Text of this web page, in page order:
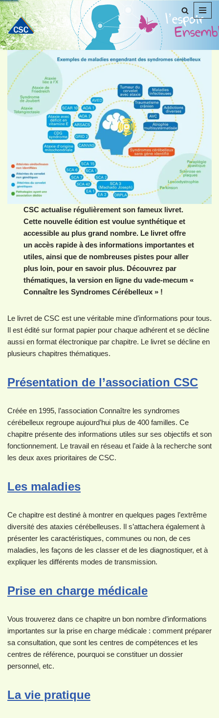
Aller
au
contenu
CSC actualise régulièrement son fameux livret.
Cette nouvelle édition est voulue synthétique et
accessible au plus grand nombre. Le livret offre
un accès rapide à des informations importantes et
utiles, ainsi que de nombreuses pistes pour aller
plus loin, pour en savoir plus. Découvrez par
thématiques, la version en ligne du vade-mecum «
Connaître les Syndromes Cérébelleux » !
Le livret de CSC est une véritable mine d’informations pour tous.
Il est édité sur format papier pour chaque adhérent et se décline
aussi en format électronique par chapitre. Le livret se décline en
plusieurs chapitres thématiques.
Présentation de l’association CSC
Créée en 1995, l’association Connaître les syndromes
cérébelleux regroupe aujourd’hui plus de 400 familles. Ce
chapitre présente des informations utiles sur ses objectifs et son
fonctionnement. Le travail en réseau et l’aide à la recherche sont
les deux axes prioritaires de CSC.
Les maladies
Ce chapitre est destiné à montrer en quelques pages l’extrême
diversité des ataxies cérébelleuses. Il s’attachera également à
présenter les caractéristiques, communes ou non, de ces
maladies, les façons de les classer et de les diagnostiquer, et à
expliquer les différents modes de transmission.
Prise en charge médicale
Vous trouverez dans ce chapitre un bon nombre d’informations
importantes sur la prise en charge médicale : comment préparer
sa consultation, que sont les centres de compétences et les
centres de référence, pourquoi se constituer un dossier
personnel, etc.
La vie pratique